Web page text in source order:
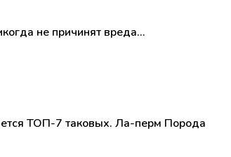
не причинят вреда…
ТОП-7 таковых. Ла-перм Порода